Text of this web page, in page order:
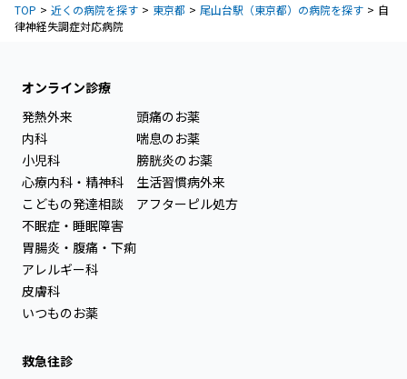
TOP 近くの病院を探す 東京都 尾山台駅（東京都）の病院を探す
自
律神経失調症対応病院
オンライン診療
発熱外来
内科
小児科
心療内科・精神科
こどもの発達相談
不眠症・睡眠障害
胃腸炎・腹痛・下痢
アレルギー科
皮膚科
いつものお薬
頭痛のお薬
喘息のお薬
膀胱炎のお薬
生活習慣病外来
アフターピル処方
救急往診